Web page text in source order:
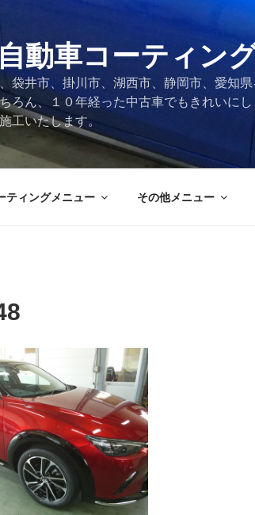
動車コーティン
袋井市、掛川市、湖西市、静岡市、愛知
ろん、１０年経った中古車でもきれいに
工いたします。
ティングメニュー その他メニュー